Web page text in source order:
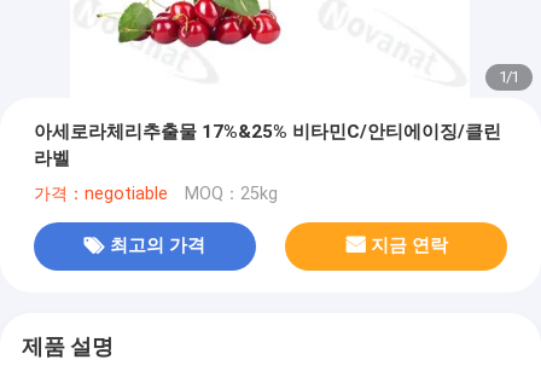
1/1
아세로라체리추출물 17%&25% 비타민C/안티에이징/클린
라벨
가격：negotiable MOQ：25kg
최고의 가격 지금 연락
제품 설명